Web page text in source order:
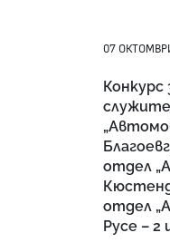
07
Конкурс
отдел
отдел
Русе –